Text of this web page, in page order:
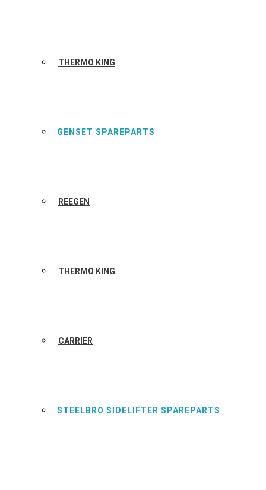
THERMO KING
GENSET SPAREPARTS
REEGEN
THERMO KING
CARRIER
STEELBRO SIDELIFTER SPAREPARTS